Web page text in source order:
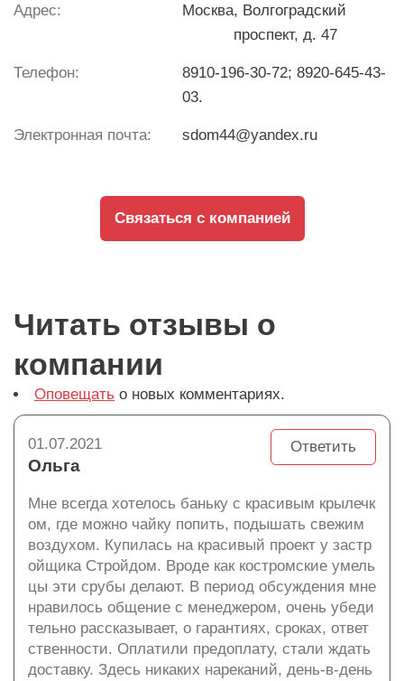
Адрес: Москва, Волгоградский
проспект, д. 47
Телефон:
8910-196-30-72; 8920-645-43-
03.
Электронная почта: sdom44@yandex.ru
Связаться с компанией
Читать отзывы о
компании
Оповещать о новых комментариях.
Ответить
01.07.2021
Ольга
Мне всегда хотелось баньку с красивым крылечк
ом, где можно чайку попить, подышать свежим
воздухом. Купилась на красивый проект у застр
ойщика Стройдом. Вроде как костромские умель
цы эти срубы делают. В период обсуждения мне
нравилось общение с менеджером, очень убеди
тельно рассказывает, о гарантиях, сроках, ответ
ственности. Оплатили предоплату, стали ждать
доставку. Здесь никаких нареканий, день-в-день